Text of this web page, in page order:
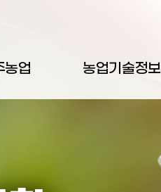
농업 농업기술정보